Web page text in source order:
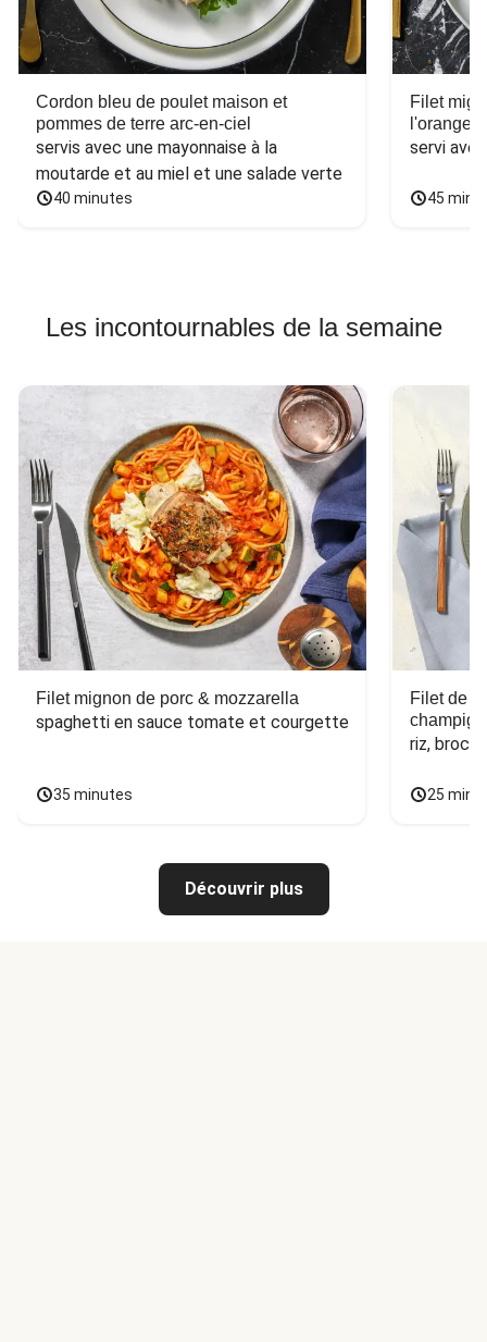
Cordon bleu de poulet maison et
pommes de terre arc-en-ciel
servis avec une mayonnaise à la
moutarde et au miel et une salade verte
40 minutes
Filet
l'orange
servi
45
Les incontournables de la semaine
Filet mignon de porc & mozzarella
spaghetti en sauce tomate et courgette
35 minutes
Filet de
riz,
25
Découvrir plus